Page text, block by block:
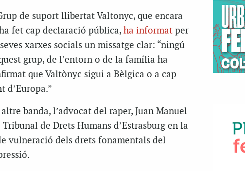
de suport llibertat Valtonyc, que encara
fet cap declaració pública, ha informatper
xarxes socials un missatge clar: “ningú
grup, de l’entorn o de la família ha
que Valtònyc sigui a Bèlgica o a cap
d’Europa.”
altre banda, l’advocat del raper, Juan Manuel
de Drets Humans d’Estrasburg en la
vulneració dels drets fonamentals del